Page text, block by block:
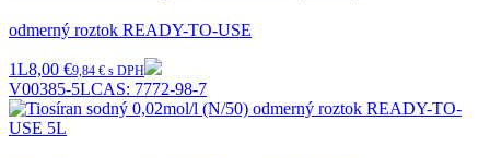
odmerný roztok READY-TO-USE
1L8,00 €9,84 € s DPH
V00385-5LCAS: 7772-98-7